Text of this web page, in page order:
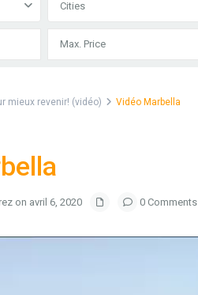
Cities
mieux revenir! (vidéo) Vidéo Marbella
on avril 6, 2020 0 Comments